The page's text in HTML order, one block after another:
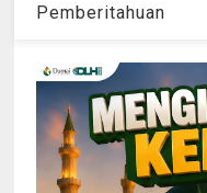
Pemberitahuan